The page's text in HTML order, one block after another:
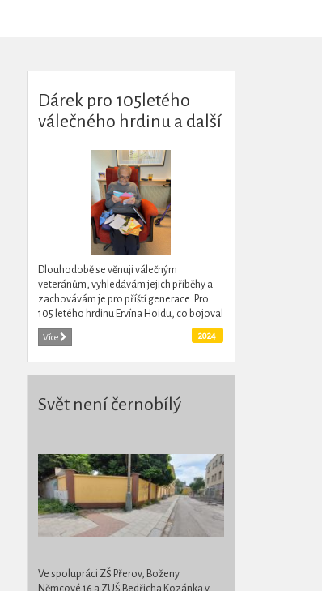
Dárek pro 105letého
válečného hrdinu a další
válečných veteránech
Dlouhodobě se věnuji válečným
veteránům, vyhledávám jejich příběhy a
zachovávám je pro příští generace. Pro
105 letého hrdinu Ervína Hoidu, co bojoval
ve Francii v roce 1940 a osobně poznal
Gabčíka s Kubišem, jsem...
Více 2024
Svět není černobílý
Ve spolupráci ZŠ Přerov, Boženy
Němcové 16 a ZUŠ Bedřicha Kozánka v